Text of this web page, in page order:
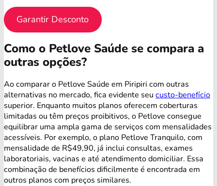
Garantir Desconto
Como o Petlove Saúde se compara a
outras opções?
Ao comparar o Petlove Saúde em Piripiri com outras
alternativas no mercado, fica evidente seu custo-benefício
superior. Enquanto muitos planos oferecem coberturas
limitadas ou têm preços proibitivos, o Petlove consegue
equilibrar uma ampla gama de serviços com mensalidades
acessíveis. Por exemplo, o plano Petlove Tranquilo, com
mensalidade de R$49,90, já inclui consultas, exames
laboratoriais, vacinas e até atendimento domiciliar. Essa
combinação de benefícios dificilmente é encontrada em
outros planos com preços similares.